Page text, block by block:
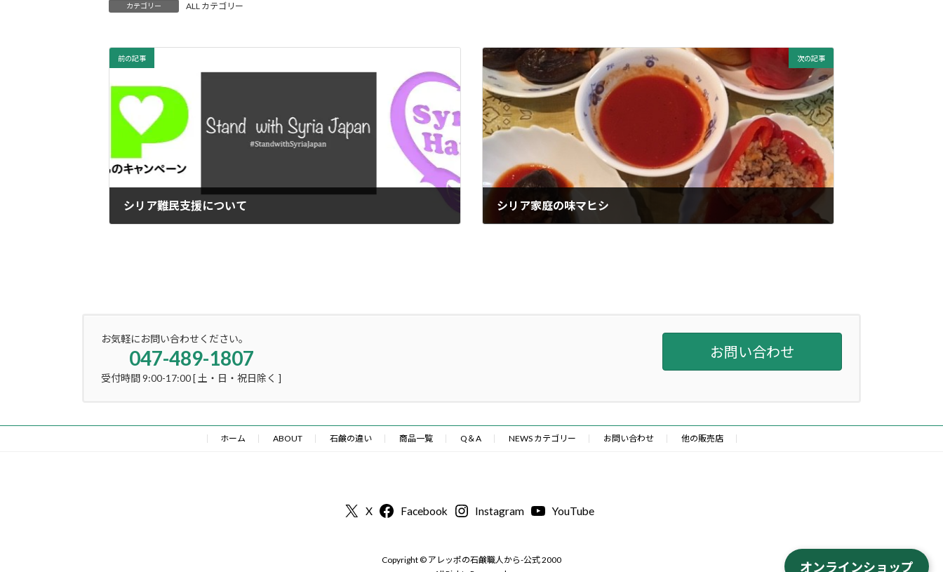
カテゴリー ALL カテゴリー
前の記事
シリア難民支援について
次の記事
シリア家庭の味マヒシ
お気軽にお問い合わせください。
047-489-1807
受付時間 9:00-17:00 [ 土・日・祝日除く ]
お問い合わせ
ホーム ABOUT 石鹸の違い 商品一覧 Q＆A NEWS カテゴリー お問い合わせ 他の販売店
X Facebook Instagram YouTube
Copyright © アレッポの石鹸職人から-公式 2000
オンラインショップ